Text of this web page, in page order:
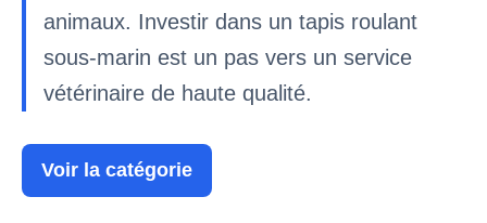
animaux. Investir dans un tapis roulant
sous-marin est un pas vers un service
vétérinaire de haute qualité.
Voir la catégorie